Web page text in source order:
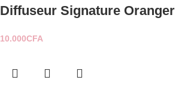
Diffuseur Signature
10.000CFA